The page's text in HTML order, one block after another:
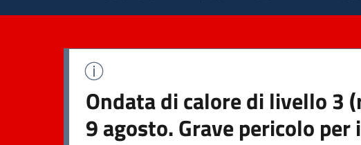
Ondata di calore di livello 3
9 agosto. Grave pericolo